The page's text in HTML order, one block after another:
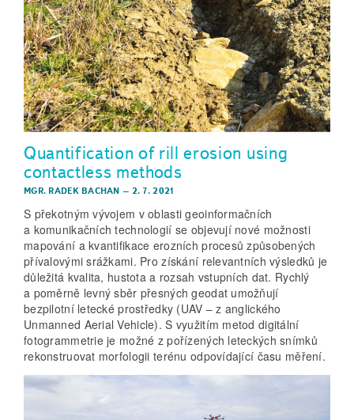
Quantification of rill erosion using
contactless methods
MGR. RADEK BACHAN – 2. 7. 2021
S překotným vývojem v oblasti geoinformačních
a komunikačních technologií se objevují nové možnosti
mapování a kvantifikace erozních procesů způsobených
přívalovými srážkami. Pro získání relevantních výsledků je
důležitá kvalita, hustota a rozsah vstupních dat. Rychlý
a poměrně levný sběr přesných geodat umožňují
bezpilotní letecké prostředky (UAV – z anglického
Unmanned Aerial Vehicle). S využitím metod digitální
fotogrammetrie je možné z pořízených leteckých snímků
rekonstruovat morfologii terénu odpovídající času měření.